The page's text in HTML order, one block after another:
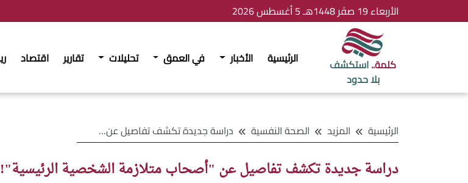
الأربعاء 19 صفَر 1448هـ 5 أغسطس 2026
كلمة..استكشف
بلا حدود
الرئيسية الأخبار في العمق تحليلات تقارير اقتصاد
الرئيسية المزيد الصحة النفسية دراسة جديدة تكشف تفاصيل عن "أصحاب متلازمة الشخصية الرئيسية"!
دراسة جديدة تكشف تفاصيل عن "أصحاب متلازمة الشخصية الرئيسية"!